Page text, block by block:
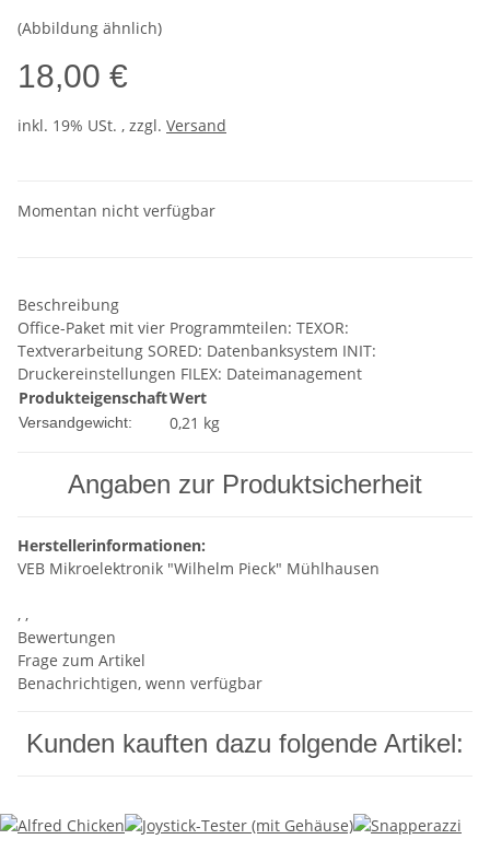
(Abbildung ähnlich)
18,00 €
inkl. 19% USt. , zzgl. Versand
Momentan nicht verfügbar
Beschreibung
Office-Paket mit vier Programmteilen: TEXOR:
Textverarbeitung SORED: Datenbanksystem INIT:
Druckereinstellungen FILEX: Dateimanagement
ProdukteigenschaftWert
Versandgewicht: 0,21 kg
Angaben zur Produktsicherheit
Herstellerinformationen:
VEB Mikroelektronik "Wilhelm Pieck" Mühlhausen
, ,
Bewertungen
Frage zum Artikel
Benachrichtigen, wenn verfügbar
Kunden kauften dazu folgende Artikel: